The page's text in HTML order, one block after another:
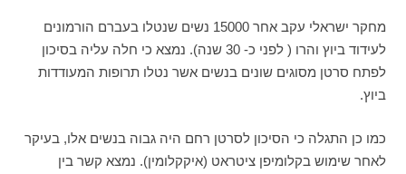
מחקר ישראלי עקב אחר 15000 נשים שנטלו בעברם הורמונים
לעידוד ביוץ והרו ( לפני כ- 30 שנה). נמצא כי חלה עליה בסיכון
לפתח סרטן מסוגים שונים בנשים אשר נטלו תרופות המעודדות
ביוץ.
כמו כן התגלה כי הסיכון לסרטן רחם היה גבוה בנשים אלו, בעיקר
לאחר שימוש בקלומיפן ציטראט (איקקלומין). נמצא קשר בין